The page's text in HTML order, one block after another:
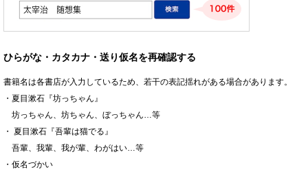
ひらがな・カタカナ・送り仮名を再確認する
書籍名は各書店が入力しているため、若干の表記揺れがある場合があります。
・夏目漱石『坊っちゃん』
坊っちゃん、坊ちゃん、ぼっちゃん…等
・ 夏目漱石『吾輩は猫でる』
吾輩、我輩、我が輩、わがはい…等
・仮名づかい